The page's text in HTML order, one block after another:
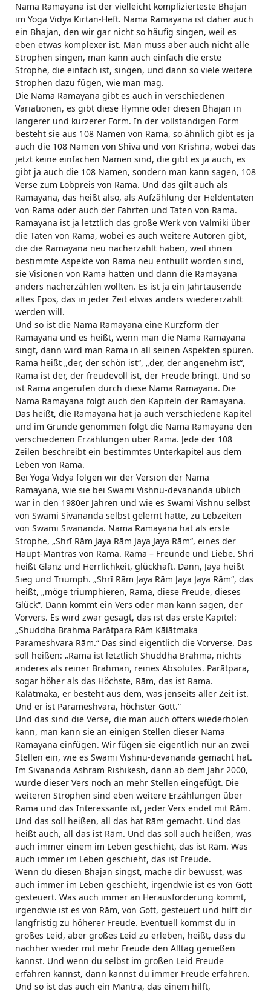
Nama Ramayana ist der vielleicht komplizierteste Bhajan
im Yoga Vidya Kirtan-Heft. Nama Ramayana ist daher auch
ein Bhajan, den wir gar nicht so häufig singen, weil es
eben etwas komplexer ist. Man muss aber auch nicht alle
Strophen singen, man kann auch einfach die erste
Strophe, die einfach ist, singen, und dann so viele weitere
Strophen dazu fügen, wie man mag.
Die Nama Ramayana gibt es auch in verschiedenen
Variationen, es gibt diese Hymne oder diesen Bhajan in
längerer und kürzerer Form. In der vollständigen Form
besteht sie aus 108 Namen von Rama, so ähnlich gibt es ja
auch die 108 Namen von Shiva und von Krishna, wobei das
jetzt keine einfachen Namen sind, die gibt es ja auch, es
gibt ja auch die 108 Namen, sondern man kann sagen, 108
Verse zum Lobpreis von Rama. Und das gilt auch als
Ramayana, das heißt also, als Aufzählung der Heldentaten
von Rama oder auch der Fahrten und Taten von Rama.
Ramayana ist ja letztlich das große Werk von Valmiki über
die Taten von Rama, wobei es auch weitere Autoren gibt,
die die Ramayana neu nacherzählt haben, weil ihnen
bestimmte Aspekte von Rama neu enthüllt worden sind,
sie Visionen von Rama hatten und dann die Ramayana
anders nacherzählen wollten. Es ist ja ein Jahrtausende
altes Epos, das in jeder Zeit etwas anders wiedererzählt
werden will.
Und so ist die Nama Ramayana eine Kurzform der
Ramayana und es heißt, wenn man die Nama Ramayana
singt, dann wird man Rama in all seinen Aspekten spüren.
Rama heißt „der, der schön ist“, „der, der angenehm ist“,
Rama ist der, der freudevoll ist, der Freude bringt. Und so
ist Rama angerufen durch diese Nama Ramayana. Die
Nama Ramayana folgt auch den Kapiteln der Ramayana.
Das heißt, die Ramayana hat ja auch verschiedene Kapitel
und im Grunde genommen folgt die Nama Ramayana den
verschiedenen Erzählungen über Rama. Jede der 108
Zeilen beschreibt ein bestimmtes Unterkapitel aus dem
Leben von Rama.
Bei Yoga Vidya folgen wir der Version der Nama
Ramayana, wie sie bei Swami Vishnu-devananda üblich
war in den 1980er Jahren und wie es Swami Vishnu selbst
von Swami Sivananda selbst gelernt hatte, zu Lebzeiten
von Swami Sivananda. Nama Ramayana hat als erste
Strophe, „Shrī Rām Jaya Rām Jaya Jaya Rām“, eines der
Haupt-Mantras von Rama. Rama – Freunde und Liebe. Shri
heißt Glanz und Herrlichkeit, glückhaft. Dann, Jaya heißt
Sieg und Triumph. „Shrī Rām Jaya Rām Jaya Jaya Rām“, das
heißt, „möge triumphieren, Rama, diese Freude, dieses
Glück“. Dann kommt ein Vers oder man kann sagen, der
Vorvers. Es wird zwar gesagt, das ist das erste Kapitel:
„Shuddha Brahma Parātpara Rām Kālātmaka
Parameshvara Rām.“ Das sind eigentlich die Vorverse. Das
soll heißen: „Rama ist letztlich Shuddha Brahma, nichts
anderes als reiner Brahman, reines Absolutes. Parātpara,
sogar höher als das Höchste, Rām, das ist Rama.
Kālātmaka, er besteht aus dem, was jenseits aller Zeit ist.
Und er ist Parameshvara, höchster Gott.“
Und das sind die Verse, die man auch öfters wiederholen
kann, man kann sie an einigen Stellen dieser Nama
Ramayana einfügen. Wir fügen sie eigentlich nur an zwei
Stellen ein, wie es Swami Vishnu-devananda gemacht hat.
Im Sivananda Ashram Rishikesh, dann ab dem Jahr 2000,
wurde dieser Vers noch an mehr Stellen eingefügt. Die
weiteren Strophen sind eben weitere Erzählungen über
Rama und das Interessante ist, jeder Vers endet mit Rām.
Und das soll heißen, all das hat Rām gemacht. Und das
heißt auch, all das ist Rām. Und das soll auch heißen, was
auch immer einem im Leben geschieht, das ist Rām. Was
auch immer im Leben geschieht, das ist Freude.
Wenn du diesen Bhajan singst, mache dir bewusst, was
auch immer im Leben geschieht, irgendwie ist es von Gott
gesteuert. Was auch immer an Herausforderung kommt,
irgendwie ist es von Rām, von Gott, gesteuert und hilft dir
langfristig zu höherer Freude. Eventuell kommst du in
großes Leid, aber großes Leid zu erleben, heißt, dass du
nachher wieder mit mehr Freude den Alltag genießen
kannst. Und wenn du selbst im großen Leid Freude
erfahren kannst, dann kannst du immer Freude erfahren.
Und so ist das auch ein Mantra, das einem hilft,